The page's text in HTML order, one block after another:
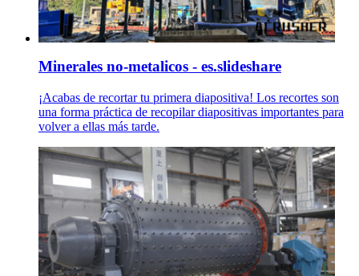
Minerales no-metalicos - es.slideshare
¡Acabas de recortar tu primera diapositiva! Los recortes son
una forma práctica de recopilar diapositivas importantes para
volver a ellas más tarde.